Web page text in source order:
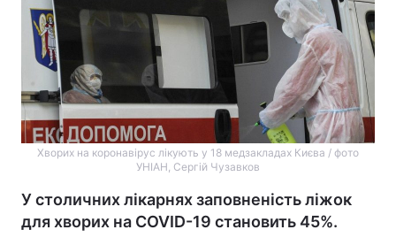
Хворих на коронавірус лікують у 18 медзакладах Києва / фото
УНІАН, Сергій Чузавков
У столичних лікарнях заповненість ліжок
для хворих на COVID-19 становить 45%.